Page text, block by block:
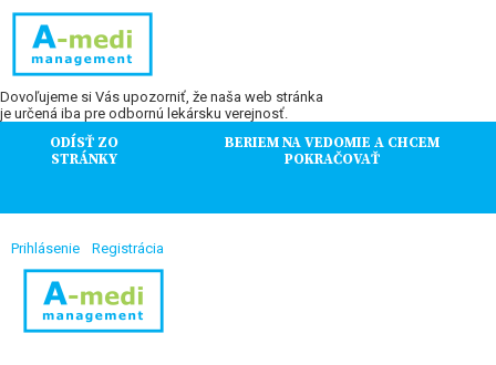
Dovoľujeme si Vás upozorniť, že naša web stránka
je určená iba pre odbornú lekársku verejnosť.
ODÍSŤ ZO
STRÁNKY
BERIEM NA VEDOMIE A CHCEM
POKRAČOVAŤ
Prihlásenie Registrácia